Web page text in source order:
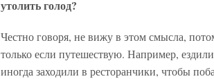
утолить голод?
Честно говоря, не вижу в этом смысла,
только если путешествую. Например,
иногда заходили в ресторанчики, чтобы